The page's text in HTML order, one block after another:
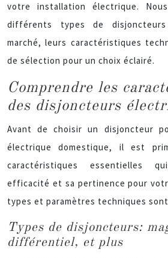
votre installation électrique.
différents types de
marché, leurs caractéristiques
de sélection pour un choix éclairé.
Comprendre les
des disjoncteurs
Avant de choisir un disjoncteur
électrique domestique, il est
caractéristiques essentielles
efficacité et sa pertinence pour
types et paramètres techniques
Types de disjoncteurs:
différentiel, et plus